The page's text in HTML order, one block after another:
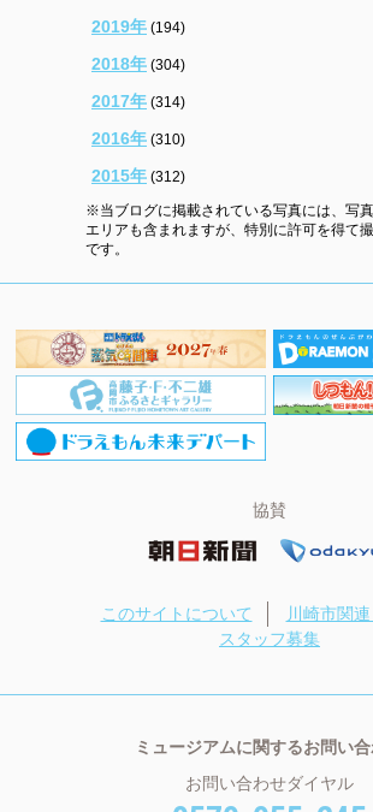
2019年 (194)
2018年 (304)
2017年 (314)
2016年 (310)
2015年 (312)
※当ブログに掲載されている写真には、写
エリアも含まれますが、特別に許可を得て
です。
協賛
このサイトについて
川崎市関
スタッフ募集
ミュージアムに関するお問い
お問い合わせダイヤル